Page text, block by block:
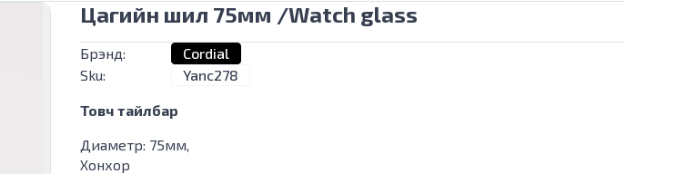
Цагийн шил 75мм /Watch glass
Брэнд:
Cordial
Sku:
Yanc278
Товч тайлбар
Диаметр: 75мм,
Хонхор